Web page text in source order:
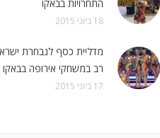
התחרויות בבאקו
18 ביוני 2015
מדליית כסף לנבחרת
רב במשחקי אירופה בבאקו
17 ביוני 2015